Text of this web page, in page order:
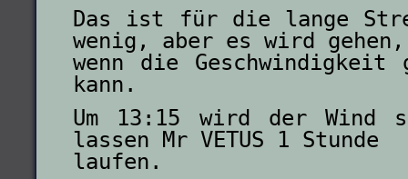
Das ist für die lange
wenig, aber es wird gehen,
wenn die Geschwindigkeit
kann.
Um 13:15 wird der Wind
lassen Mr VETUS 1 Stunde
laufen.